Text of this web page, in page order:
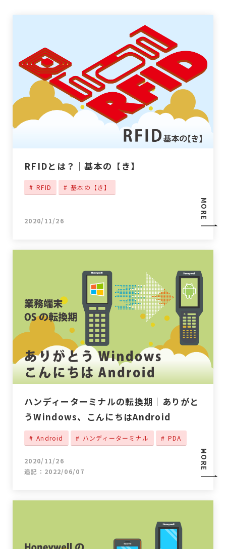
MORE
RFIDとは？｜基本の【き】
RFID 基本の【き】
2020/11/26
MORE
ハンディーターミナルの転換期｜ありがと
うWindows、こんにちはAndroid
Android ハンディーターミナル PDA
2020/11/26
追記：2022/06/07